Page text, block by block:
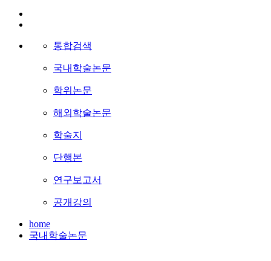
통합검색
국내학술논문
학위논문
해외학술논문
학술지
단행본
연구보고서
공개강의
home
국내학술논문